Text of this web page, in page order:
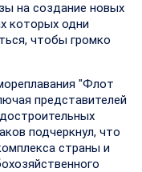
на создание новых
которых одни
чтобы громко
"Флот
представителей
подчеркнул, что
страны и